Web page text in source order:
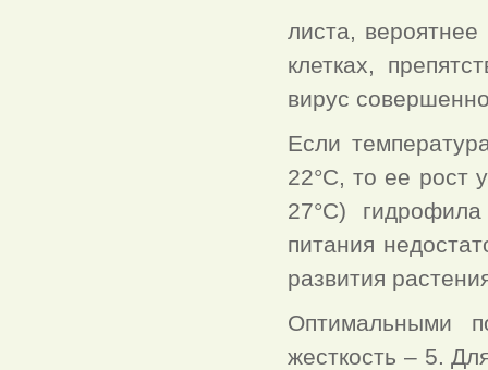
листа,
клетках,
вирус
Если
22°С, то ее рост
27°С)
питания
развития
Оптимальными
жесткость – 5.